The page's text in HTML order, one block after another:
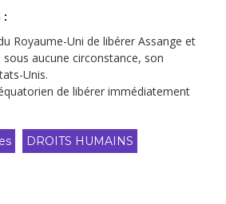
:
Royaume-Uni de libérer Assange et
aucune circonstance, son
Unis.
de libérer immédiatement
DROITS HUMAINS